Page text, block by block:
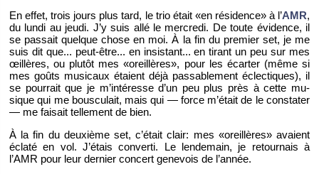
En effet, trois jours plus tard, le trio était «en ré­si­dence» à l’AMR,
du lundi au jeudi. J’y suis allé le mer­credi. De toute évi­dence, il
se pas­sait quelque chose en moi. À la fin du pre­mier set, je me
suis dit que... peut-être... en in­sis­tant... en ti­rant un peu sur mes
œillères, ou plu­tôt mes «oreillères», pour les écar­ter (même si
mes goûts mu­si­caux étaient déjà pas­sa­ble­ment éclec­tiques), il
se pour­rait que je m’in­té­resse d’un peu plus près à cette mu­
sique qui me bous­cu­lait, mais qui — force m’était de le consta­ter
— me fai­sait tel­le­ment de bien.
À la fin du deuxième set, c’était clair: mes «oreillères» avaient
éclaté en vol. J’étais converti. Le len­de­main, je re­tour­nais à
l’AMR pour leur der­nier concert ge­ne­vois de l’an­née.